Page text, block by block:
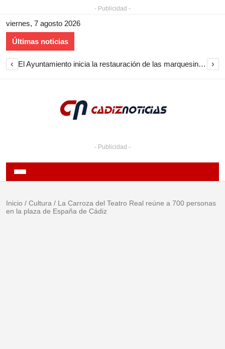
- Publicidad -
viernes, 7 agosto 2026
Últimas noticias
‹ El Ayuntamiento inicia la restauración de las marquesinas de Plaza Esteve para volver a instalarlas en el centro de Jerez ›
- Publicidad -
Inicio / Cultura / La Carroza del Teatro Real reúne a 700 personas
en la plaza de España de Cádiz